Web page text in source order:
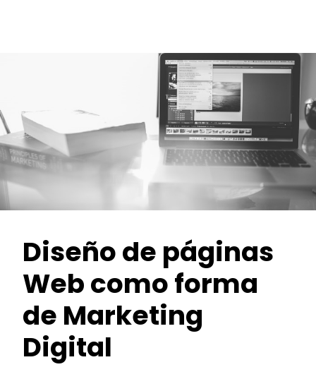
Diseño de páginas
Web como forma
de Marketing
Digital